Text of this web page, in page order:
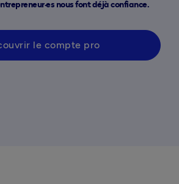
nous font déjà confiance.
le compte pro